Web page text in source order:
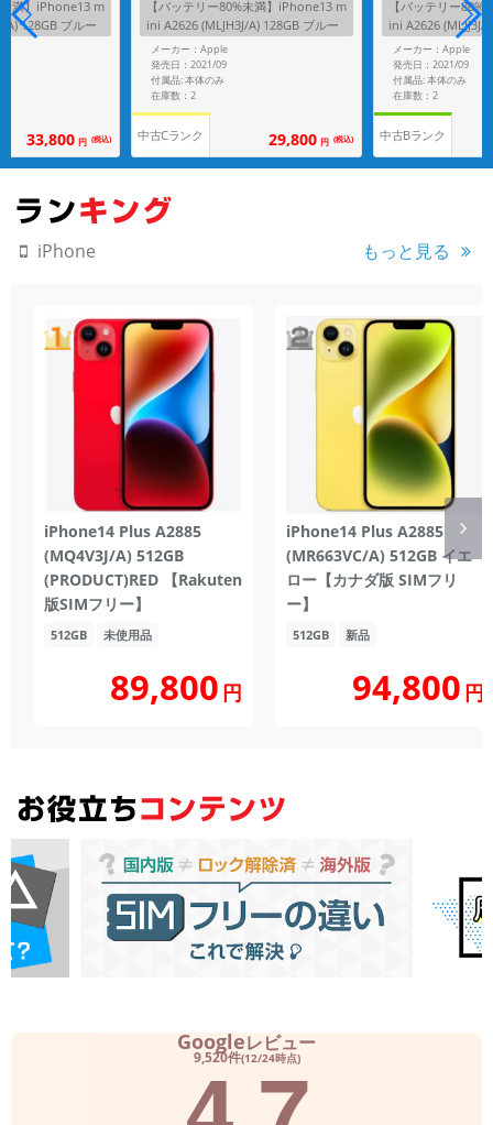
満】iPhone13 m
A) 128GB ブルー
ー】
33,800 円 (税込)
【バッテリー80%未満】iPhone13 m
ini A2626 (MLJH3J/A) 128GB ブルー
【Rakuten版SIMフリー】
メーカー：Apple
発売日：2021/09
付属品: 本体のみ
在庫数：2
中古Cランク 29,800 円 (税込)
【バッテリー
ini A2626 (MLJJ3J/
イト 【Rakuten
メーカー：Apple
発売日：2021/09
付属品: 本体のみ
在庫数：2
中古Bランク
iPhone もっと見る
iPhone14 Plus A2885
(MQ4V3J/A) 512GB
(PRODUCT)RED 【Rakuten
版SIMフリー】
512GB 未使用品
89,800円
iPhone14 Plus A2885
(MR663VC/A) 512GB イエ
ロー【カナダ版 SIMフリ
ー】
512GB 新品
94,800円
Googleレビュー
9,520件(12/24時点)